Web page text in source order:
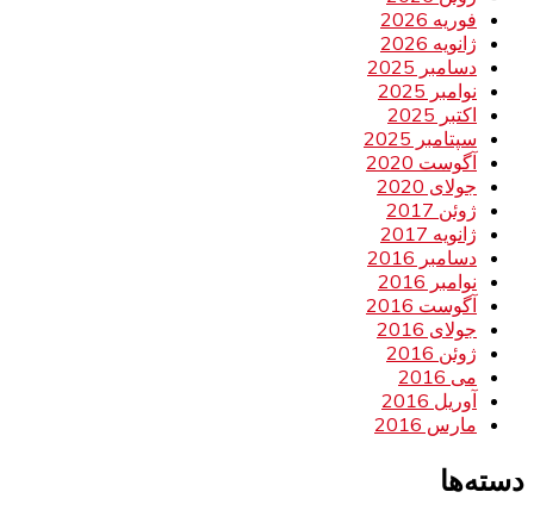
فوریه 2026
ژانویه 2026
دسامبر 2025
نوامبر 2025
اکتبر 2025
سپتامبر 2025
آگوست 2020
جولای 2020
ژوئن 2017
ژانویه 2017
دسامبر 2016
نوامبر 2016
آگوست 2016
جولای 2016
ژوئن 2016
می 2016
آوریل 2016
مارس 2016
دسته‌ها